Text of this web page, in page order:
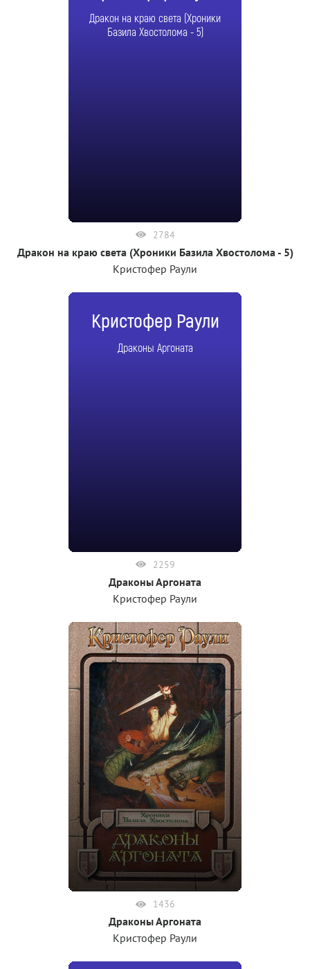
Дракон на краю света (Хроники
Базила Хвостолома - 5)
2784
Дракон на краю света (Хроники Базила Хвостолома - 5)
Кристофер Раули
Кристофер Раули
Драконы Аргоната
2259
Драконы Аргоната
Кристофер Раули
1436
Драконы Аргоната
Кристофер Раули